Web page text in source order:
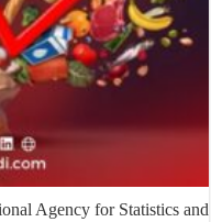
National Agency for